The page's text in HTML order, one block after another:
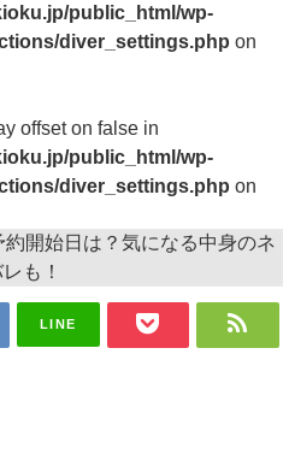
public_html/wp-
diver_settings.php on
offset on false in
public_html/wp-
diver_settings.php on
LINE